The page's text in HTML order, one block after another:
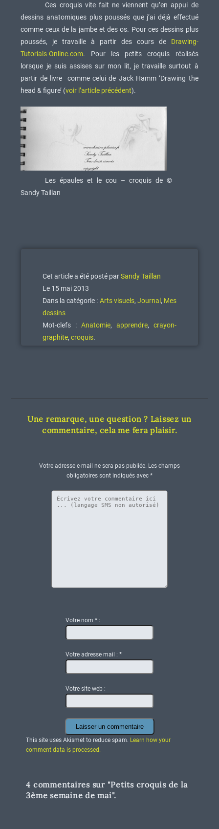
Ces croquis vite fait ne viennent qu’en appui de
dessins anatomiques plus poussés que j’ai déjà effectué
comme ceux de la jambe et des os. Pour ces dessins plus
poussés, je travaille à partir des cours de Drawing-
Tutorials-Online.com. Pour les petits croquis réalisés
lorsque je suis assises sur mon lit, je travaille surtout à
partir de livre comme celui de Jack Hamm ‘Drawing the
head & figure’ (voir l’article précédent).
Les épaules et le cou – croquis de ©
Sandy Taillan
Cet article a été posté parSandy Taillan
Le 15 mai 2013
Dans la catégorie : Arts visuels, Journal , Mes
dessins
Mot-clefs : Anatomie,apprendre,crayon-
graphite, croquis.
Une remarque, une question ? Laissez un
commentaire, cela me fera plaisir.
Votre adresse e-mail ne sera pas publiée. Les champs
obligatoires sont indiqués avec *
Votre nom* :
Votre adresse mail :*
Votre site web :
This site uses Akismet to reduce spam. Learn how your
comment data is processed.
4 commentaires sur "Petits croquis de la
3ème semaine de mai".